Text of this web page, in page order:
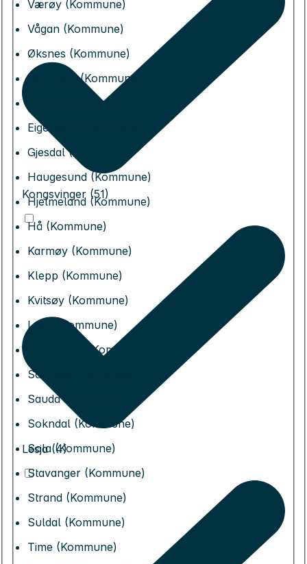
Værøy (Kommune)
Vågan (Kommune)
Øksnes (Kommune)
Bjerkreim (Kommune)
Bokn (Kommune)
Eigersund (Kommune)
Gjesdal (Kommune)
Haugesund (Kommune)
Hjelmeland (Kommune)
Hå (Kommune)
Karmøy (Kommune)
Klepp (Kommune)
Kvitsøy (Kommune)
Lund (Kommune)
Randaberg (Kommune)
Sandnes (Kommune)
Sauda (Kommune)
Sokndal (Kommune)
Sola (Kommune)
Stavanger (Kommune)
Strand (Kommune)
Suldal (Kommune)
Time (Kommune)
Kongsvinger (51)
Lesja (4)